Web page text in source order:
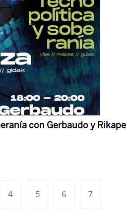
con Gerbaudo y Rikape
4 5 6 7